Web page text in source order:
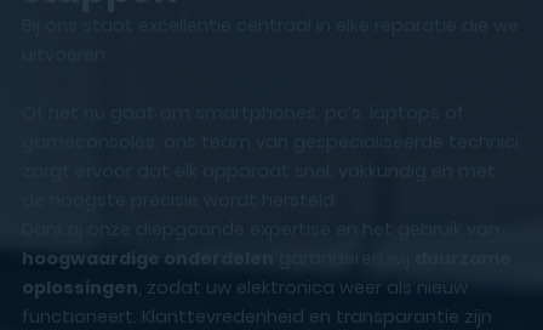
Dankzij onze diepgaande expertise en het gebruik van
hoogwaardige onderdelen
oplossingen, zodat uw elektronica weer als nieuw
functioneert. Klanttevredenheid en transparantie zijn